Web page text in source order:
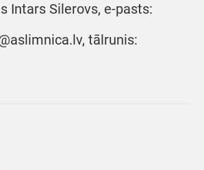
Intars Silerovs, e-pasts:
tālrunis: